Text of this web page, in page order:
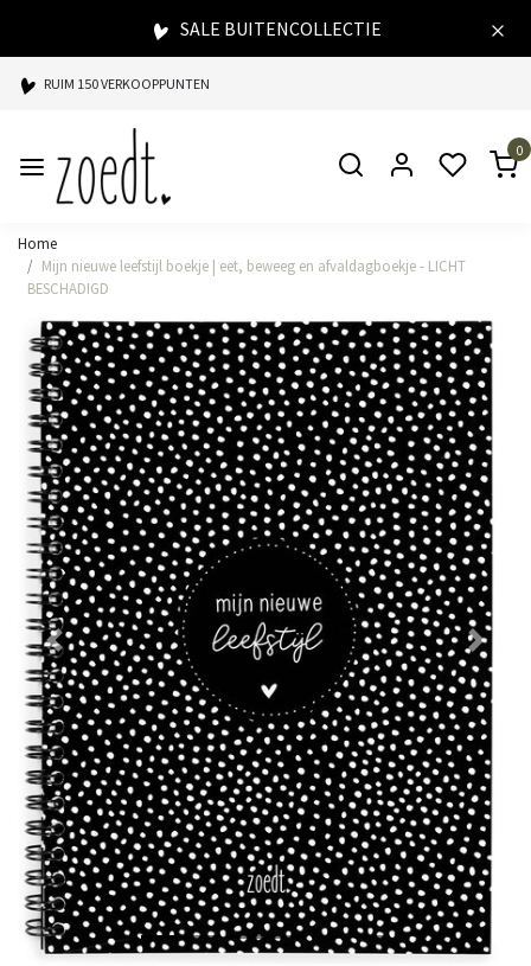
SALE BUITENCOLLECTIE
RUIM 150 VERKOOPPUNTEN
SPAARPUNTEN BIJ ELKE AANKOOP
SNELLE LEVERING
0
Home
Mijn nieuwe leefstijl boekje | eet, beweeg en afvaldagboekje - LICHT
BESCHADIGD
Vorige